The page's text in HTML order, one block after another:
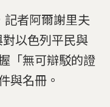
者阿爾謝里夫
以色列平民與
「無可辯駁的證
與名冊。